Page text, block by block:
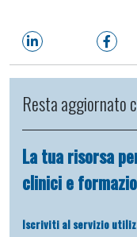
Resta aggiornato
La tua risorsa
clinici e
Iscriviti al servizio